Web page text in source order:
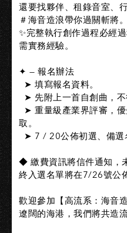
還要找夥伴、租錄音室、
＃海音造浪帶你過關斬將。​
✨完整執行創作過程必經
需實務經驗。​
✦ — 報名辦法​
​ ​ ➤ 填寫報名資料。​
➤ 先附上一首自創曲，
➤ 重量級產業界評審，
取。​
➤ 7 / 20公佈初選、備選
◆ 繳費資訊將信件通知，
終入選名單將在7/26號公
歡迎參加【高流系：海音
遼闊的海港，我們將共造